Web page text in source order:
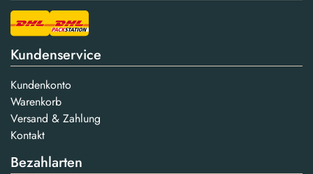
Kundenservice
Kundenkonto
Warenkorb
Versand & Zahlung
Kontakt
Bezahlarten